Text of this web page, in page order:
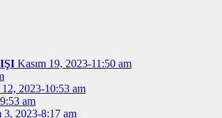
Kasım 19, 2023-11:50 am
12, 2023-10:53 am
am
3, 2023-8:17 am